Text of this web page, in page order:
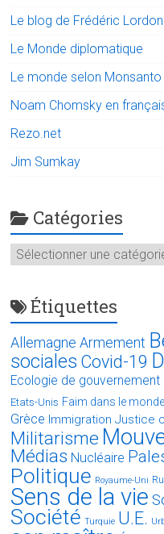
Le blog de Frédéric Lordon
Le Monde diplomatique
Le monde selon Monsanto
Noam Chomsky en
Rezo.net
Jim Sumkay
Catégories
Catégories
Étiquettes
Allemagne Armement
sociales Covid-19
Ecologie de gouvernement
Etats-Unis Faim dans le monde
Grèce Immigration Justice
Militarisme
Médias Nucléaire
Politique Royaume-Uni
Sens de la vie
Société Turquie U.E.